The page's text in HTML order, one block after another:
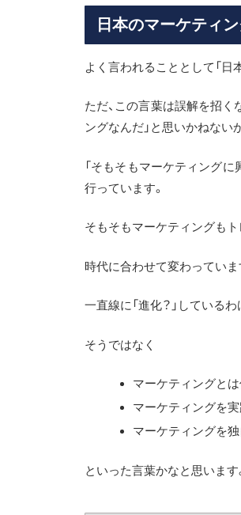
日本のマーケティ
よく言われることとして「日
ただ、この言葉は誤解を招
ングなんだ」と思いかねない
「そもそもマーケティング
行っています。
そもそもマーケティングもト
時代に合わせて変わっていま
一直線に「進化？」している
そうではなく
マーケティングと
マーケティングを
マーケティングを
といった言葉かなと思います